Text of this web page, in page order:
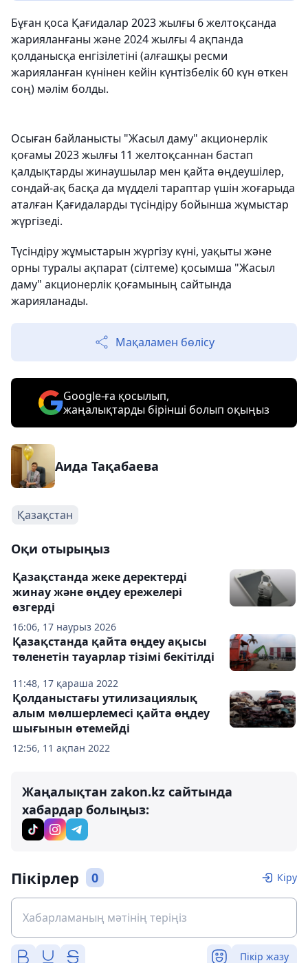
Бұған қоса Қағидалар 2023 жылғы 6 желтоқсанда
жарияланғаны және 2024 жылғы 4 ақпанда
қолданысқа енгізілетіні (алғашқы ресми
жарияланған күнінен кейін күнтізбелік 60 күн өткен
соң) мәлім болды.
Осыған байланысты "Жасыл даму" акционерлік
қоғамы 2023 жылғы 11 желтоқсаннан бастап
қалдықтарды жинаушылар мен қайта өңдеушілер,
сондай-ақ басқа да мүдделі тараптар үшін жоғарыда
аталған Қағидаларды түсіндіру бойынша жұмыстар
жүргізеді.
Түсіндіру жұмыстарын жүргізу күні, уақыты және
орны туралы ақпарат (сілтеме) қосымша "Жасыл
даму" акционерлік қоғамының сайтында
жарияланады.
Мақаламен бөлісу
Google-ға қосылып,
жаңалықтарды бірінші болып оқыңыз
Аида Тақабаева
Қазақстан
Оқи отырыңыз
16:06, 17 наурыз 2026
Қазақстанда жеке деректерді
жинау және өңдеу ережелері
өзгерді
11:48, 17 қараша 2022
Қазақстанда қайта өңдеу ақысы
төленетін тауарлар тізімі бекітілді
12:56, 11 ақпан 2022
Қолданыстағы утилизациялық
алым мөлшерлемесі қайта өңдеу
шығынын өтемейді
Жаңалықтан zakon.kz сайтында
хабардар болыңыз:
Пікірлер 0 Кіру
Пікір жазу